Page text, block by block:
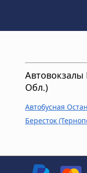
Автовокзалы
Обл.)‎
Автобусная
Бересток